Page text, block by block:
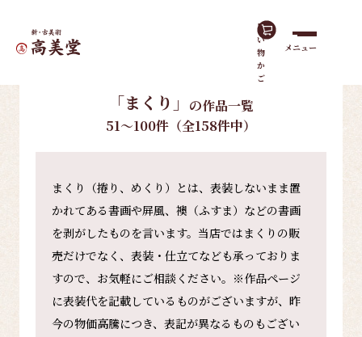
買
い
物
か
ご
メニュー
ホーム作品一覧
「まくり」
の作品一覧
51～100件（全158件中）
まくり（捲り、めくり）とは、表装しないまま置
かれてある書画や屏風、襖（ふすま）などの書画
を剥がしたものを言います。当店ではまくりの販
売だけでなく、表装・仕立てなども承っておりま
すので、お気軽にご相談ください。※作品ページ
に表装代を記載しているものがございますが、昨
今の物価高騰につき、表記が異なるものもござい